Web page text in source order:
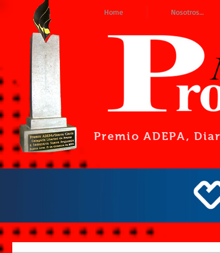
Home Nosotros...
Premio ADEPA,